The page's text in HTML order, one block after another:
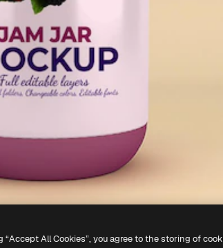
“Accept All Cookies”, you agree to the storing of